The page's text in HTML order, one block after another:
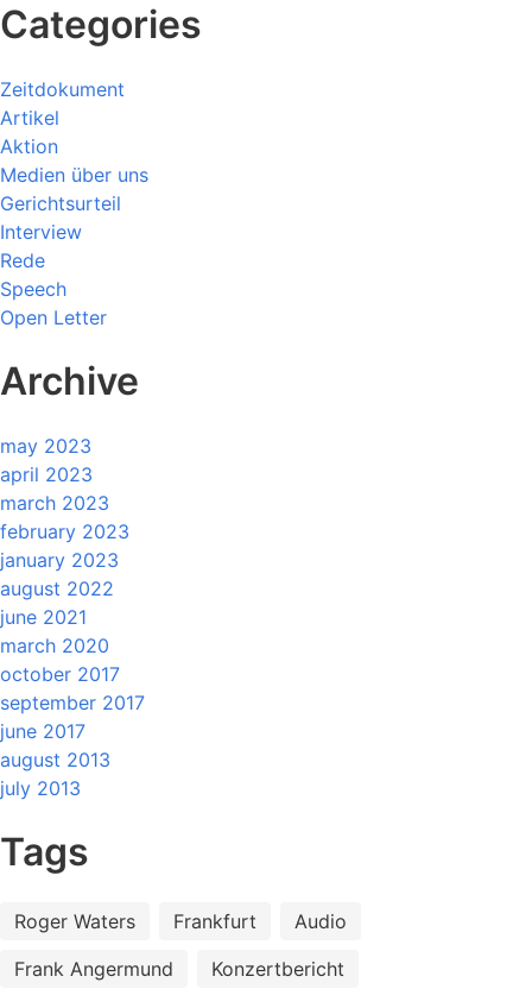
Categories
Zeitdokument
Artikel
Aktion
Medien über uns
Gerichtsurteil
Interview
Rede
Speech
Open Letter
Archive
may 2023
april 2023
march 2023
february 2023
january 2023
august 2022
june 2021
march 2020
october 2017
september 2017
june 2017
august 2013
july 2013
Tags
Roger Waters Frankfurt
Audio
Frank Angermund
Konzertbericht